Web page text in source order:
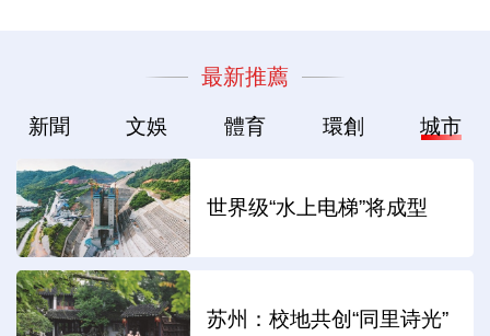
最新推薦
新聞 文娛 體育 環創 城市
世界级“水上电梯”将成型
苏州：校地共创“同里诗光”